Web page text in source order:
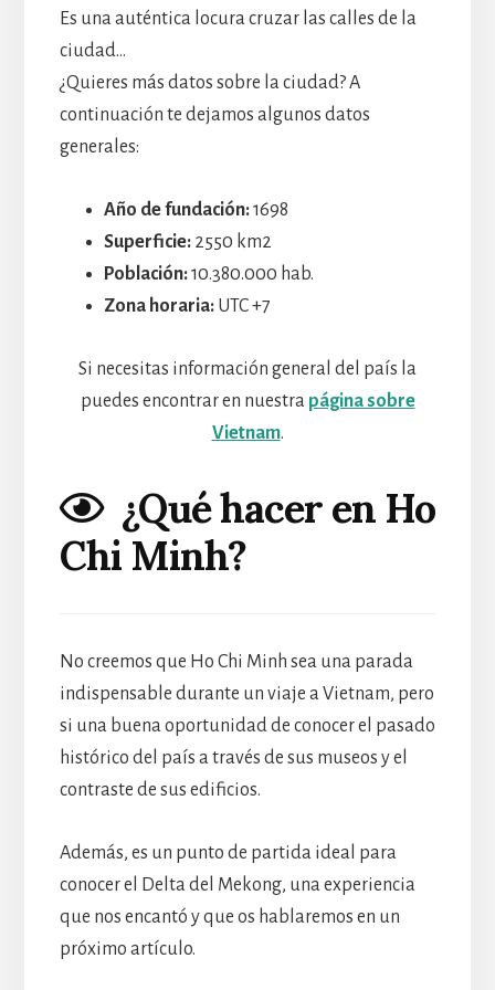
Es una auténtica locura cruzar las calles de la
ciudad…
¿Quieres más datos sobre la ciudad? A
continuación te dejamos algunos datos
generales:
Año de fundación:1698
Superficie:2550 km2
Población:10.380.000 hab.
Zona horaria:UTC +7
Si necesitas información general del país la
puedes encontrar en nuestra página sobre
Vietnam.
¿Qué hacer en Ho
Chi Minh?
No creemos que Ho Chi Minh sea una parada
indispensable durante un viaje a Vietnam, pero
si una buena oportunidad de conocer el pasado
histórico del país a través de sus museos y el
contraste de sus edificios.
Además, es un punto de partida ideal para
conocer el Delta del Mekong, una experiencia
que nos encantó y que os hablaremos en un
próximo artículo.